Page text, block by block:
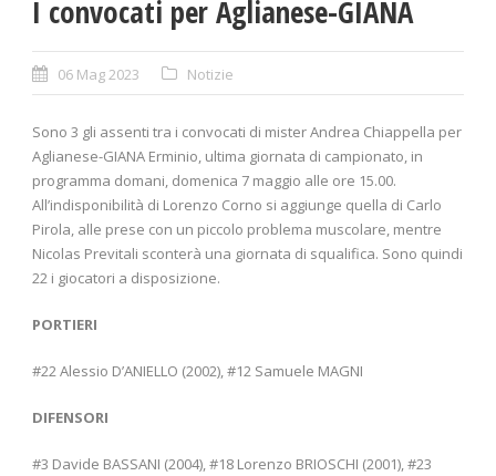
I convocati per Aglianese-GIANA
06 Mag 2023 Notizie
Sono 3 gli assenti tra i convocati di mister Andrea Chiappella per
Aglianese-GIANA Erminio, ultima giornata di campionato, in
programma domani, domenica 7 maggio alle ore 15.00.
All’indisponibilità di Lorenzo Corno si aggiunge quella di Carlo
Pirola, alle prese con un piccolo problema muscolare, mentre
Nicolas Previtali sconterà una giornata di squalifica. Sono quindi
22 i giocatori a disposizione.
PORTIERI
#22 Alessio D’ANIELLO (2002), #12 Samuele MAGNI
DIFENSORI
#3 Davide BASSANI (2004), #18 Lorenzo BRIOSCHI (2001), #23